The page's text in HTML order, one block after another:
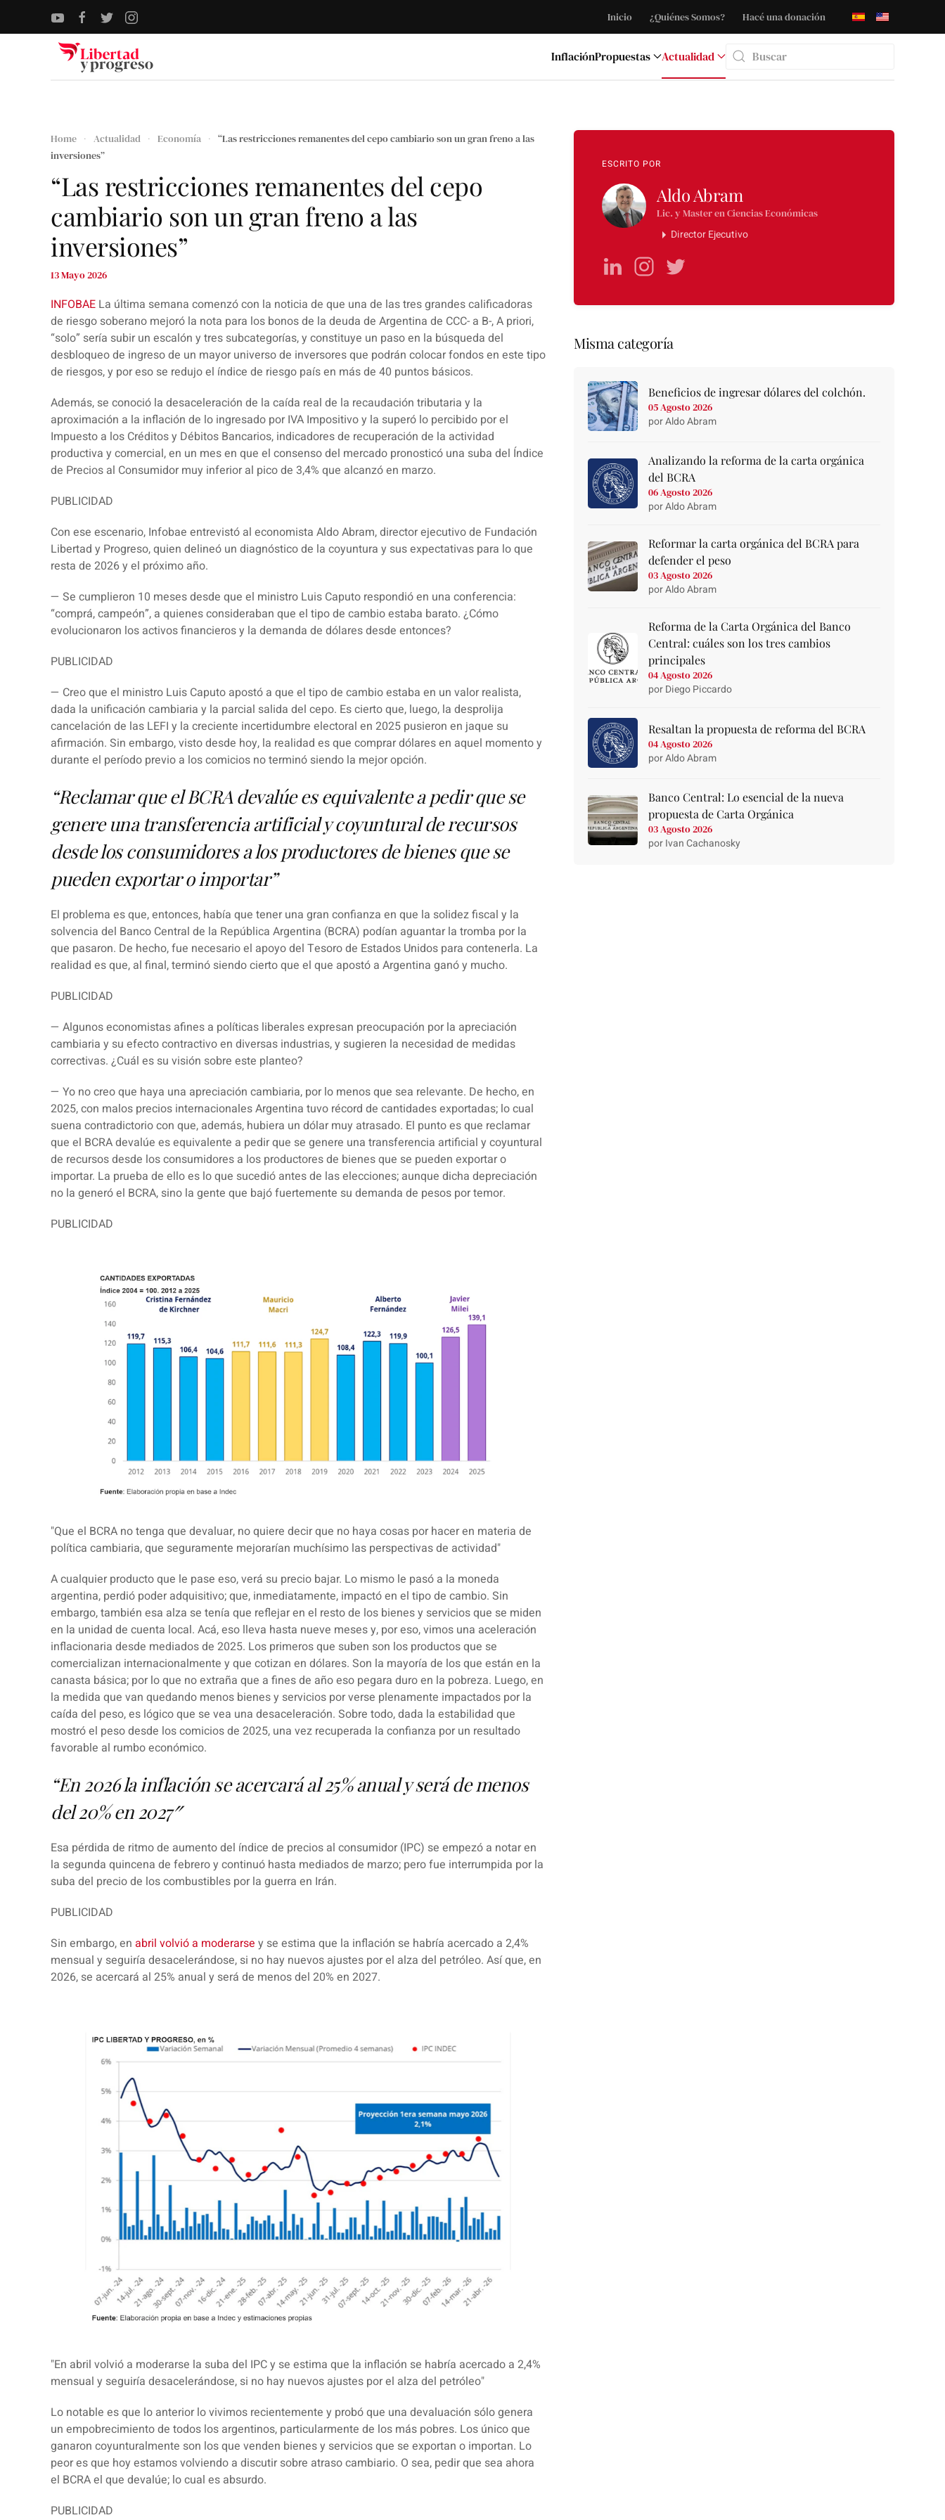
Skip to main content
Inicio ¿Quiénes Somos? Hacé una donación
InflaciónPropuestas
Actualidad
Type 2 or more characters for results.
Home Actualidad Economía
“Las restricciones remanentes del cepo cambiario son un gran freno a las
inversiones”
“Las restricciones remanentes del cepo
cambiario son un gran freno a las
inversiones”
13 Mayo 2026
INFOBAE La última semana comenzó con la noticia de que una de las tres grandes calificadoras
de riesgo soberano mejoró la nota para los bonos de la deuda de Argentina de CCC- a B-, A priori,
“solo” sería subir un escalón y tres subcategorías, y constituye un paso en la búsqueda del
desbloqueo de ingreso de un mayor universo de inversores que podrán colocar fondos en este tipo
de riesgos, y por eso se redujo el índice de riesgo país en más de 40 puntos básicos.
Además, se conoció la desaceleración de la caída real de la recaudación tributaria y la
aproximación a la inflación de lo ingresado por IVA Impositivo y la superó lo percibido por el
Impuesto a los Créditos y Débitos Bancarios, indicadores de recuperación de la actividad
productiva y comercial, en un mes en que el consenso del mercado pronosticó una suba del Índice
de Precios al Consumidor muy inferior al pico de 3,4% que alcanzó en marzo.
PUBLICIDAD
Con ese escenario, Infobae entrevistó al economista Aldo Abram, director ejecutivo de Fundación
Libertad y Progreso, quien delineó un diagnóstico de la coyuntura y sus expectativas para lo que
resta de 2026 y el próximo año.
— Se cumplieron 10 meses desde que el ministro Luis Caputo respondió en una conferencia:
“comprá, campeón”, a quienes consideraban que el tipo de cambio estaba barato. ¿Cómo
evolucionaron los activos financieros y la demanda de dólares desde entonces?
PUBLICIDAD
— Creo que el ministro Luis Caputo apostó a que el tipo de cambio estaba en un valor realista,
dada la unificación cambiaria y la parcial salida del cepo. Es cierto que, luego, la desprolija
cancelación de las LEFI y la creciente incertidumbre electoral en 2025 pusieron en jaque su
afirmación. Sin embargo, visto desde hoy, la realidad es que comprar dólares en aquel momento y
durante el período previo a los comicios no terminó siendo la mejor opción.
“Reclamar que el BCRA devalúe es equivalente a pedir que se
genere una transferencia artificial y coyuntural de recursos
desde los consumidores a los productores de bienes que se
pueden exportar o importar”
El problema es que, entonces, había que tener una gran confianza en que la solidez fiscal y la
solvencia del Banco Central de la República Argentina (BCRA) podían aguantar la tromba por la
que pasaron. De hecho, fue necesario el apoyo del Tesoro de Estados Unidos para contenerla. La
realidad es que, al final, terminó siendo cierto que el que apostó a Argentina ganó y mucho.
PUBLICIDAD
— Algunos economistas afines a políticas liberales expresan preocupación por la apreciación
cambiaria y su efecto contractivo en diversas industrias, y sugieren la necesidad de medidas
correctivas. ¿Cuál es su visión sobre este planteo?
— Yo no creo que haya una apreciación cambiaria, por lo menos que sea relevante. De hecho, en
2025, con malos precios internacionales Argentina tuvo récord de cantidades exportadas; lo cual
suena contradictorio con que, además, hubiera un dólar muy atrasado. El punto es que reclamar
que el BCRA devalúe es equivalente a pedir que se genere una transferencia artificial y coyuntural
de recursos desde los consumidores a los productores de bienes que se pueden exportar o
importar. La prueba de ello es lo que sucedió antes de las elecciones; aunque dicha depreciación
no la generó el BCRA, sino la gente que bajó fuertemente su demanda de pesos por temor.
PUBLICIDAD
"Que el BCRA no tenga que devaluar, no quiere decir que no haya cosas por hacer en materia de
política cambiaria, que seguramente mejorarían muchísimo las perspectivas de actividad"
A cualquier producto que le pase eso, verá su precio bajar. Lo mismo le pasó a la moneda
argentina, perdió poder adquisitivo; que, inmediatamente, impactó en el tipo de cambio. Sin
embargo, también esa alza se tenía que reflejar en el resto de los bienes y servicios que se miden
en la unidad de cuenta local. Acá, eso lleva hasta nueve meses y, por eso, vimos una aceleración
inflacionaria desde mediados de 2025. Los primeros que suben son los productos que se
comercializan internacionalmente y que cotizan en dólares. Son la mayoría de los que están en la
canasta básica; por lo que no extraña que a fines de año eso pegara duro en la pobreza. Luego, en
la medida que van quedando menos bienes y servicios por verse plenamente impactados por la
caída del peso, es lógico que se vea una desaceleración. Sobre todo, dada la estabilidad que
mostró el peso desde los comicios de 2025, una vez recuperada la confianza por un resultado
favorable al rumbo económico.
“En 2026 la inflación se acercará al 25% anual y será de menos
del 20% en 2027″
Esa pérdida de ritmo de aumento del índice de precios al consumidor (IPC) se empezó a notar en
la segunda quincena de febrero y continuó hasta mediados de marzo; pero fue interrumpida por la
suba del precio de los combustibles por la guerra en Irán.
PUBLICIDAD
Sin embargo, en abril volvió a moderarse y se estima que la inflación se habría acercado a 2,4%
mensual y seguiría desacelerándose, si no hay nuevos ajustes por el alza del petróleo. Así que, en
2026, se acercará al 25% anual y será de menos del 20% en 2027.
"En abril volvió a moderarse la suba del IPC y se estima que la inflación se habría acercado a 2,4%
mensual y seguiría desacelerándose, si no hay nuevos ajustes por el alza del petróleo"
Lo notable es que lo anterior lo vivimos recientemente y probó que una devaluación sólo genera
un empobrecimientode todos los argentinos, particularmente de los más pobres. Los único que
ganaron coyunturalmente son los que venden bienes y servicios que se exportan o importan. Lo
peor es que hoy estamos volviendo a discutir sobre atraso cambiario. O sea, pedir que sea ahora
el BCRA el que devalúe; lo cual es absurdo.
PUBLICIDAD
ESCRITO POR
Aldo Abram
Lic. y Master en Ciencias Económicas
Director Ejecutivo
Misma categoría
Beneficios de ingresar dólares del colchón.
05 Agosto 2026
por Aldo Abram
Analizando la reforma de la carta orgánica
del BCRA
06 Agosto 2026
por Aldo Abram
Reformar la carta orgánica del BCRA para
defender el peso
03 Agosto 2026
por Aldo Abram
Reforma de la Carta Orgánica del Banco
Central: cuáles son los tres cambios
principales
04 Agosto 2026
por Diego Piccardo
Resaltan la propuesta de reforma del BCRA
04 Agosto 2026
por Aldo Abram
Banco Central: Lo esencial de la nueva
propuesta de Carta Orgánica
03 Agosto 2026
por Ivan Cachanosky